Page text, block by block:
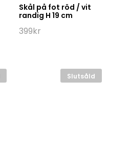
Skål på fot röd / vit
randig H 19 cm
399kr
Slutsåld